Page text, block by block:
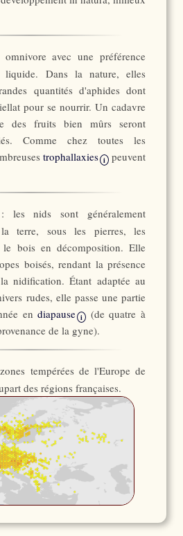
omnivore avec une préférence
Dans la nature, elles
quantités d'aphides dont
pour se nourrir. Un cadavre
des fruits bien mûrs seront
Comme chez toutes les
trophallaxies i peuvent
: les nids sont généralement
terre, sous les pierres, les
le bois en décomposition. Elle
boisés, rendant la présence
nidification. Étant adaptée au
rudes, elle passe une partie
endiapause i
(de quatre à
de la gyne).
tempérées de l'Europe de
des régions françaises.